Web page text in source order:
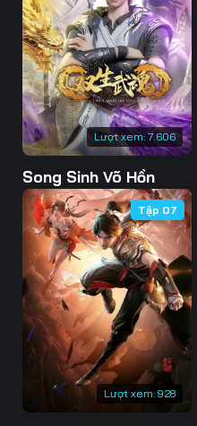
73
76 77
79 80
82 83
85 86
88 89
91 92
94 95
97 98
100
Lượt xem: 7.606
Song Sinh Võ Hồn
Lượt xem: 928
Tập 07